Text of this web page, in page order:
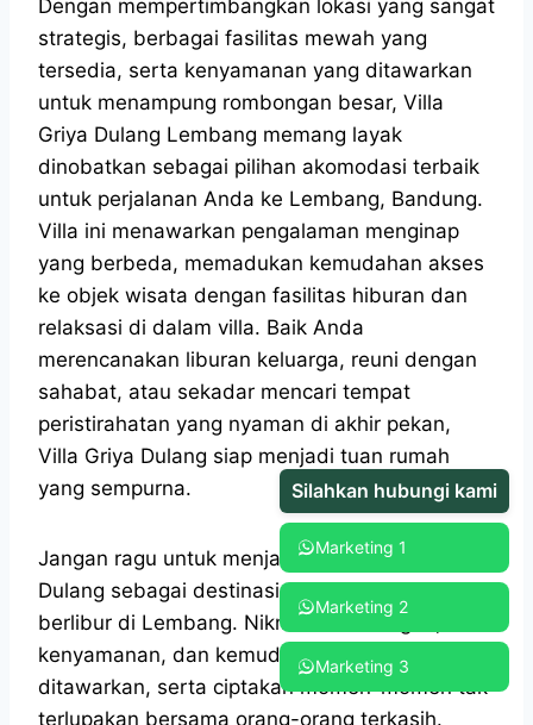
Dengan mempertimbangkan lokasi yang sangat
strategis, berbagai fasilitas mewah yang
tersedia, serta kenyamanan yang ditawarkan
untuk menampung rombongan besar, Villa
Griya Dulang Lembang memang layak
dinobatkan sebagai pilihan akomodasi terbaik
untuk perjalanan Anda ke Lembang, Bandung.
Villa ini menawarkan pengalaman menginap
yang berbeda, memadukan kemudahan akses
ke objek wisata dengan fasilitas hiburan dan
relaksasi di dalam villa. Baik Anda
merencanakan liburan keluarga, reuni dengan
sahabat, atau sekadar mencari tempat
peristirahatan yang nyaman di akhir pekan,
Villa Griya Dulang siap menjadi tuan rumah
yang sempurna.
Jangan ragu untuk menjadikan Villa Griya
Dulang sebagai destinasi utama Anda saat
berlibur di Lembang. Nikmati ketenangan,
kenyamanan, dan kemudahan yang
ditawarkan, serta ciptakan momen-momen tak
terlupakan bersama orang-orang terkasih.
Silahkan hubungi kami
Marketing 1
Marketing 2
Marketing 3